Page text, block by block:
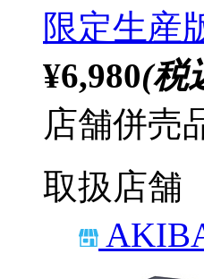
限定生産
¥6,980(税
店舗併売
取扱店舗